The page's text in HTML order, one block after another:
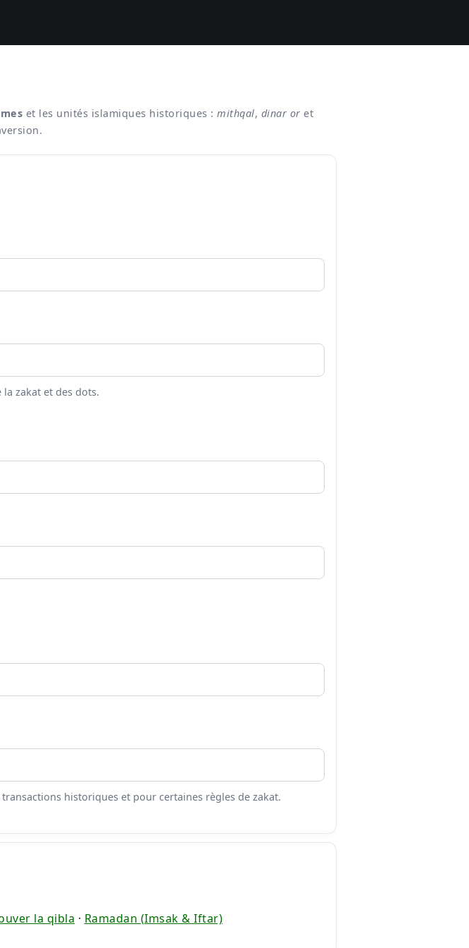
et les unités islamiques historiques : mithqal, dinar or et
zakat et des dots.
historiques et pour certaines règles de zakat.
la qibla · Ramadan (Imsak & Iftar)